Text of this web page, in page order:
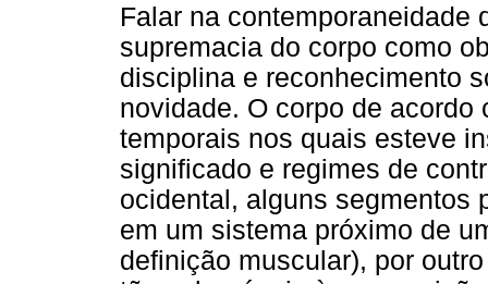
Falar na contemporaneidade
supremacia do corpo como
disciplina e reconhecimento
novidade. O corpo de
temporais nos quais esteve
significado e regimes de
ocidental, alguns segmentos
em um sistema próximo de
definição muscular), por